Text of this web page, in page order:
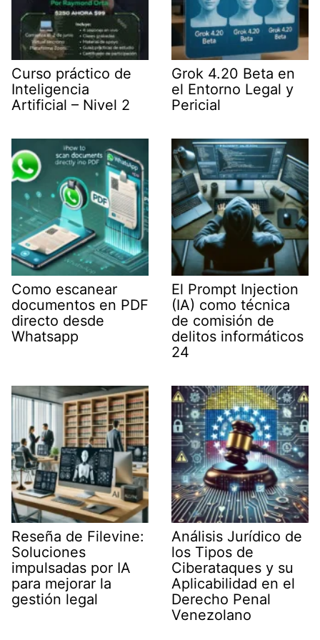
Curso práctico de
Inteligencia
Artificial – Nivel 2
Grok 4.20 Beta en
el Entorno Legal y
Pericial
Como escanear
documentos en PDF
directo desde
Whatsapp
El Prompt Injection
(IA) como técnica
de comisión de
delitos informáticos
24
Reseña de Filevine:
Soluciones
impulsadas por IA
para mejorar la
gestión legal
Análisis Jurídico de
los Tipos de
Ciberataques y su
Aplicabilidad en el
Derecho Penal
Venezolano